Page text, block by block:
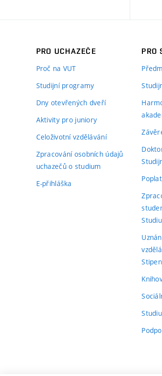
PRO UCHAZEČE
Proč na VUT
Studijní programy
Dny otevřených dveří
Aktivity pro juniory
Celoživotní vzdělávání
Zpracování osobních údajů
uchazečů o studium
E-přihláška
PRO